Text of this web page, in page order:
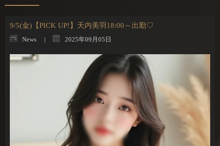
9/5(金)【PICK UP!】天内美羽18:00～出勤♡
News 2025年09月05日